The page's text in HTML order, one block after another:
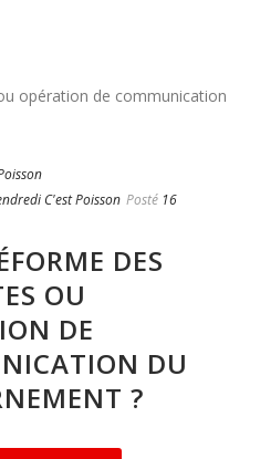
C'est Poisson Posté 16
DES
OU
DE
DU
?